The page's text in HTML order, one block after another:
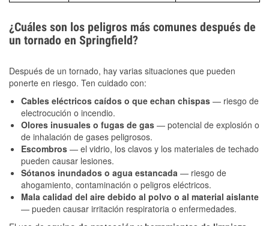
¿Cuáles son los peligros más comunes después de
un tornado en Springfield?
Después de un tornado, hay varias situaciones que pueden
ponerte en riesgo. Ten cuidado con:
Cables eléctricos caídos o que echan chispas — riesgo de
electrocución o incendio.
Olores inusuales o fugas de gas — potencial de explosión o
de inhalación de gases peligrosos.
Escombros — el vidrio, los clavos y los materiales de techado
pueden causar lesiones.
Sótanos inundados o agua estancada — riesgo de
ahogamiento, contaminación o peligros eléctricos.
Mala calidad del aire debido al polvo o al material aislante
— pueden causar irritación respiratoria o enfermedades.